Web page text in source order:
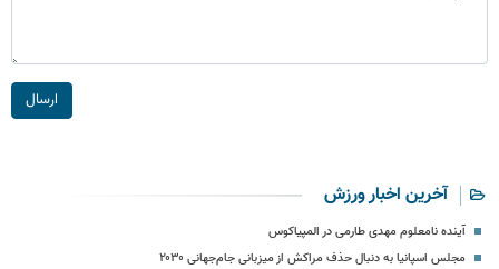
ارسال
آخرین اخبار ورزش
آینده نامعلوم مهدی طارمی در المپیاکوس
مجلس اسپانیا به دنبال حذف مراکش از میزبانی جام‌جهانی ۲۰۳۰